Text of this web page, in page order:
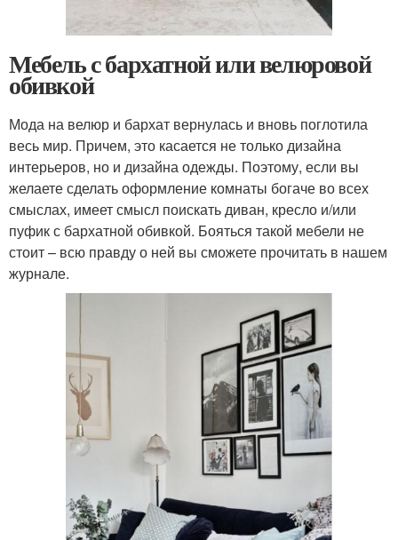
Мебель с бархатной или велюровой
обивкой
Мода на велюр и бархат вернулась и вновь поглотила
весь мир. Причем, это касается не только дизайна
интерьеров, но и дизайна одежды. Поэтому, если вы
желаете сделать оформление комнаты богаче во всех
смыслах, имеет смысл поискать диван, кресло и/или
пуфик с бархатной обивкой. Бояться такой мебели не
стоит – всю правду о ней вы сможете прочитать в нашем
журнале.